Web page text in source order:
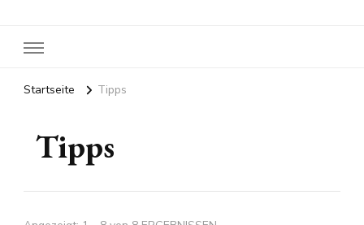
Startseite Tipps
Tipps